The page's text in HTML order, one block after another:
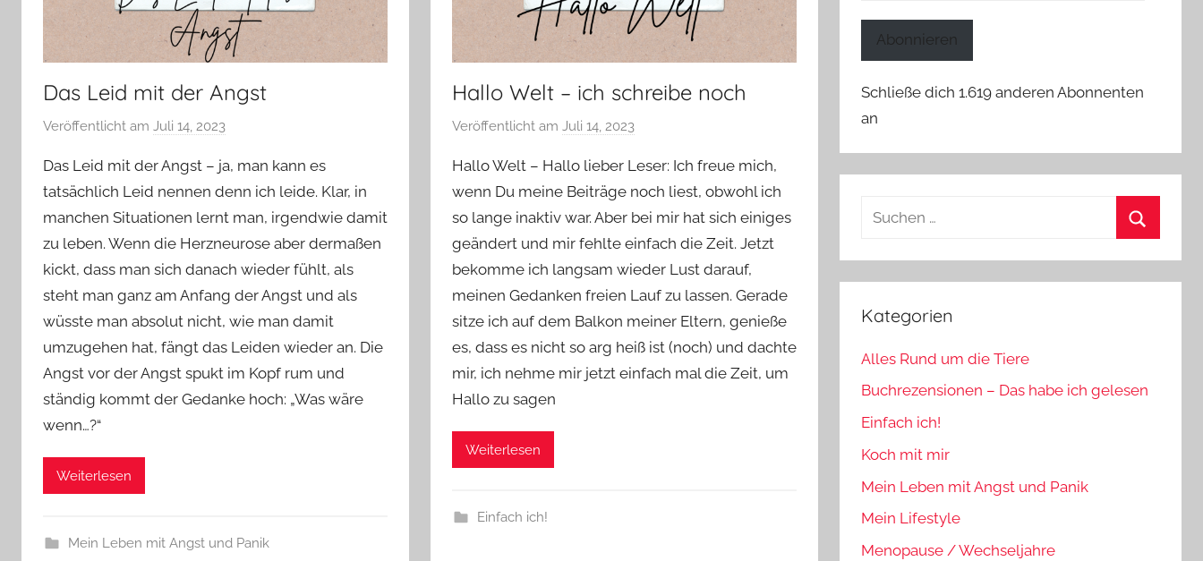
Das Leid mit der Angst
Veröffentlicht am Juli 14, 2023
n
Y
v
o
n
n
Das Leid mit der Angst – ja, man kann es
tatsächlich Leid nennen denn ich leide. Klar, in
manchen Situationen lernt man, irgendwie damit
zu leben. Wenn die Herzneurose aber dermaßen
kickt, dass man sich danach wieder fühlt, als
steht man ganz am Anfang der Angst und als
wüsste man absolut nicht, wie man damit
umzugehen hat, fängt das Leiden wieder an. Die
Angst vor der Angst spukt im Kopf rum und
ständig kommt der Gedanke hoch: „Was wäre
wenn…?“
Weiterlesen
Mein Leben mit Angst und Panik
Hallo Welt – ich schreibe noch
Veröffentlicht amJuli 14, 2023
n
Y
v
o
n
n
Hallo Welt – Hallo lieber Leser: Ich freue mich,
wenn Du meine Beiträge noch liest, obwohl ich
so lange inaktiv war. Aber bei mir hat sich einiges
geändert und mir fehlte einfach die Zeit. Jetzt
bekomme ich langsam wieder Lust darauf,
meinen Gedanken freien Lauf zu lassen. Gerade
sitze ich auf dem Balkon meiner Eltern, genieße
es, dass es nicht so arg heiß ist (noch) und dachte
mir, ich nehme mir jetzt einfach mal die Zeit, um
Hallo zu sagen
Weiterlesen
Einfach ich!
Abonnieren
Schließe dich 1.619 anderen Abonnenten
an
Suchen
Kategorien
Alles Rund um die Tiere
Buchrezensionen – Das habe ich gelesen
Einfach ich!
Koch mit mir
Mein Leben mit Angst und Panik
Mein Lifestyle
Menopause / Wechseljahre